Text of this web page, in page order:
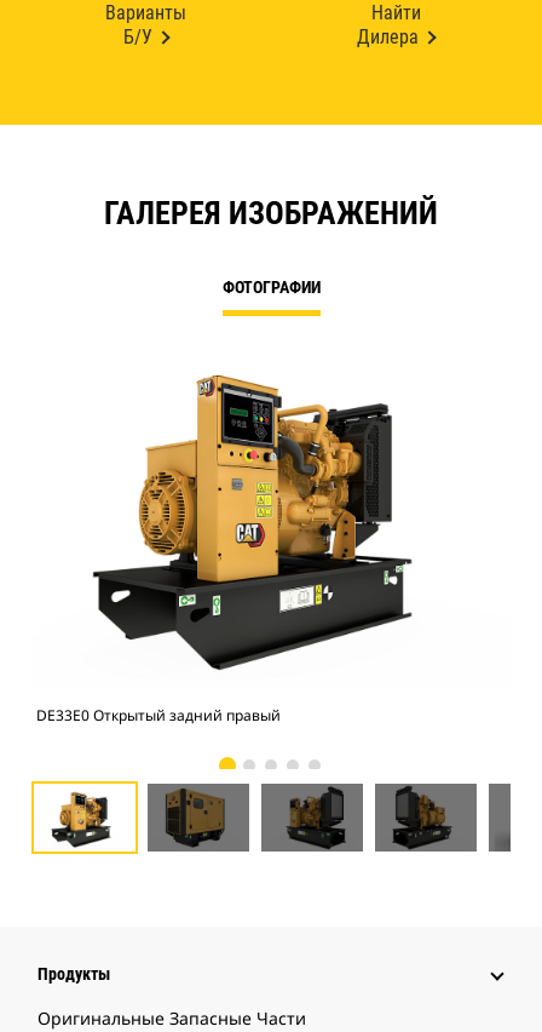
Варианты
Б/У
Найти
Дилера
ГАЛЕРЕЯ ИЗОБРАЖЕНИЙ
ФОТОГРАФИИ
DE33E0 Открытый задний правый
Продукты
Оригинальные Запасные Части